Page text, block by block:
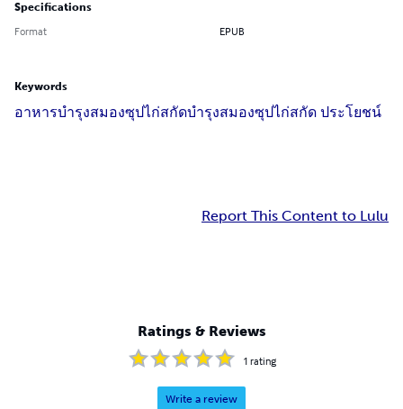
Specifications
Format EPUB
Keywords
อาหารบำรุงสมองซุปไก่สกัดบำรุงสมองซุปไก่สกัด ประโยชน์
Report This Content to Lulu
Ratings & Reviews
1 rating
Write a review